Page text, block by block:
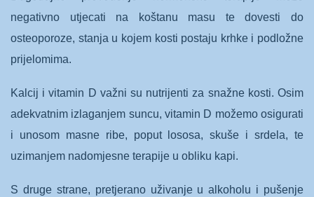
negativno utjecati na koštanu masu te dovesti do
osteoporoze, stanja u kojem kosti postaju krhke i podložne
prijelomima.
Kalcij i vitamin D važni su nutrijenti za snažne kosti. Osim
adekvatnim izlaganjem suncu, vitamin D možemo osigurati
i unosom masne ribe, poput lososa, skuše i srdela, te
uzimanjem nadomjesne terapije u obliku kapi.
S druge strane, pretjerano uživanje u alkoholu i pušenje